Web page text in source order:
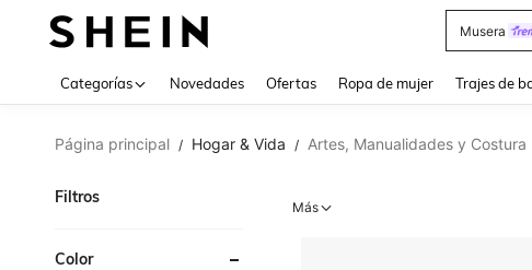
Musera
Categorías Novedades Ofertas Ropa de mujer Trajes de
Página principal / Hogar & Vida / Artes, Manualidades y Costura
Filtros
Color
Más